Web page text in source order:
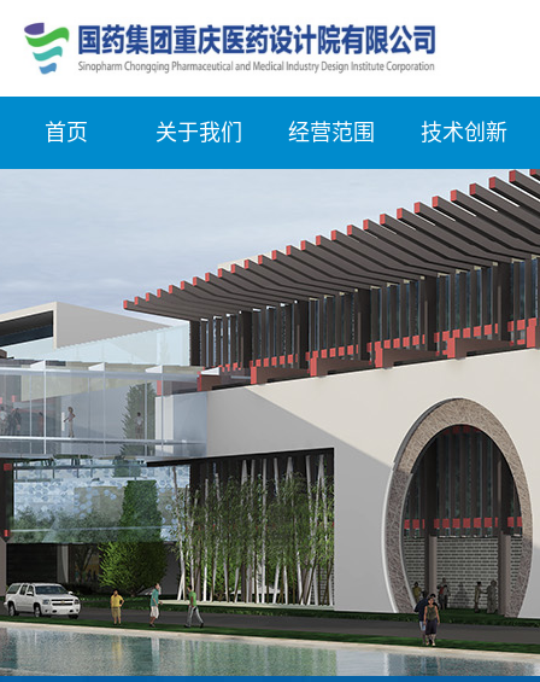
首页 关于我们 经营范围 技术创新